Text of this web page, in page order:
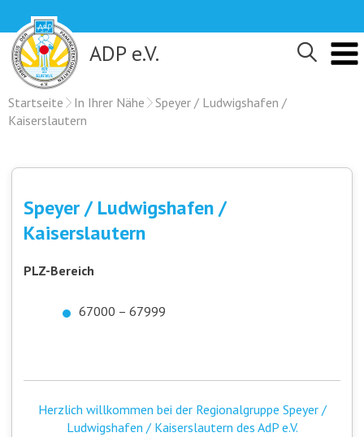
content
ADP e.V.
Startseite In Ihrer Nähe
Speyer / Ludwigshafen /
Kaiserslautern
Speyer / Ludwigshafen /
Kaiserslautern
PLZ-Bereich
67000 – 67999
Herzlich willkommen bei der Regionalgruppe Speyer /
Ludwigshafen / Kaiserslautern des AdP e.V.